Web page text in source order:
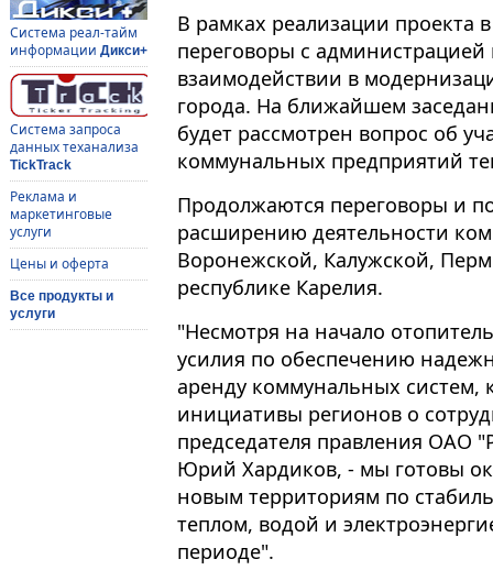
Система реал-тайм
информации Дикси+
Система запроса
данных теханализа
TickTrack
Реклама и
маркетинговые
услуги
Цены и оферта
Все продукты и
услуги
В рамках реализации проекта
переговоры с
взаимодействии в
города. На ближайшем
будет рассмотрен вопрос об
коммунальных предприятий
Продолжаются переговоры и
расширению деятельности
Воронежской, Калужской,
республике Карелия.
"Несмотря на начало
усилия по обеспечению
аренду коммунальных систем,
инициативы регионов о
председателя правления ОАО
Юрий Хардиков, - мы готовы
новым территориям по
теплом, водой и
периоде".